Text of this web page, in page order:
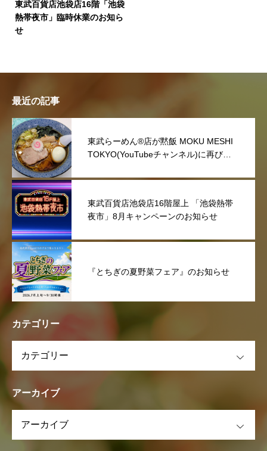
東武百貨店池袋店16階「池袋
熱帯夜市」臨時休業のお知ら
せ
最近の記事
東武らーめん®店が黙飯 MOKU MESHI
TOKYO(YouTubeチャンネル)に再び取
東武百貨店池袋店16階屋上 「池袋熱帯
夜市」8月キャンペーンのお知らせ
『とちぎの夏野菜フェア』のお知らせ
カテゴリー
アーカイブ